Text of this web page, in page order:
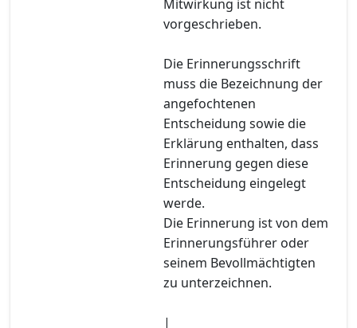
Mitwirkung ist nicht
vorgeschrieben.
Die Erinnerungsschrift
muss die Bezeichnung der
angefochtenen
Entscheidung sowie die
Erklärung enthalten, dass
Erinnerung gegen diese
Entscheidung eingelegt
werde.
Die Erinnerung ist von dem
Erinnerungsführer oder
seinem Bevollmächtigten
zu unterzeichnen.
|